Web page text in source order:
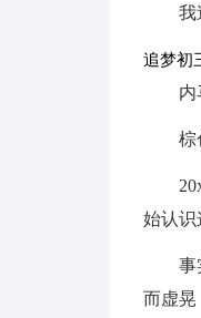
追梦初
内
棕
始认识
事
而虚晃